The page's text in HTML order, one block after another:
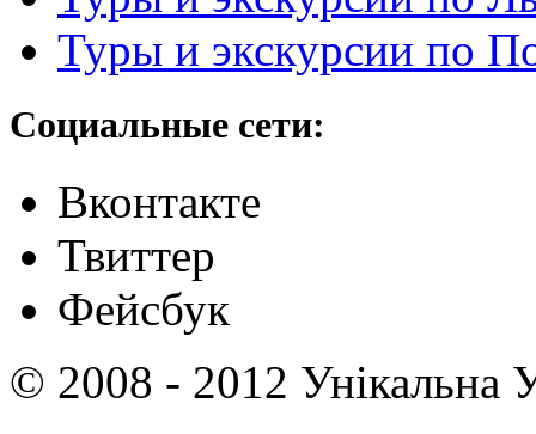
Туры и экскурсии по
Социальные сети:
Вконтакте
Твиттер
Фейсбук
© 2008 - 2012 Унікальна